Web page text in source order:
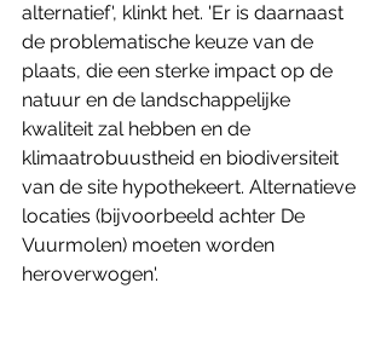
alternatief', klinkt het. 'Er is daarnaast
de problematische keuze van de
plaats, die een sterke impact op de
natuur en de landschappelijke
kwaliteit zal hebben en de
klimaatrobuustheid en biodiversiteit
van de site hypothekeert. Alternatieve
locaties (bijvoorbeeld achter De
Vuurmolen) moeten worden
heroverwogen'.